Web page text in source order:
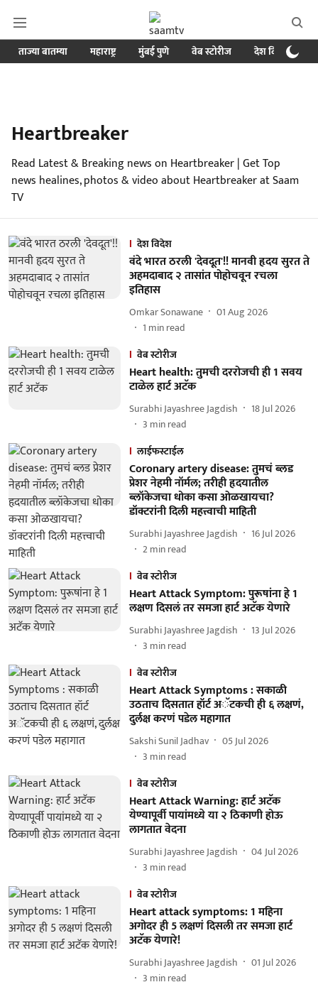
ताज्या बातम्या महाराष्ट्र मुंबई पुणे वेब स्टोरीज देश विदेश
Heartbreaker
Read Latest & Breaking news on Heartbreaker | Get Top
news healines, photos & video about Heartbreaker at Saam
TV
देश विदेश
वंदे भारत ठरली 'देवदूत'!! मानवी हृदय सुरत ते
अहमदाबाद २ तासांत पोहोचवून रचला
इतिहास
Omkar Sonawane
01 Aug 2026
1 min read
वेब स्टोरीज
Heart health: तुमची दररोजची ही 1 सवय
टाळेल हार्ट अटॅक
Surabhi Jayashree Jagdish
18 Jul 2026
3 min read
लाईफस्टाईल
Coronary artery disease: तुमचं ब्लड
प्रेशर नेहमी नॉर्मल; तरीही हृदयातील
ब्लॉकेजचा धोका कसा ओळखायचा?
डॉक्टरांनी दिली महत्त्वाची माहिती
Surabhi Jayashree Jagdish
16 Jul 2026
2min read
वेब स्टोरीज
Heart Attack Symptom: पुरूषांना हे 1
लक्षण दिसलं तर समजा हार्ट अटॅक येणारे
Surabhi Jayashree Jagdish
13 Jul 2026
3 min read
वेब स्टोरीज
Heart Attack Symptoms : सकाळी
उठताच दिसतात हॉर्ट अॅटकची ही ६ लक्षणं,
दुर्लक्ष करणं पडेल महागात
Sakshi Sunil Jadhav
05 Jul 2026
3 min read
वेब स्टोरीज
Heart Attack Warning: हार्ट अटॅक
येण्यापूर्वी पायांमध्ये या २ ठिकाणी होऊ
लागतात वेदना
Surabhi Jayashree Jagdish
04 Jul 2026
3 min read
वेब स्टोरीज
Heart attack symptoms: 1 महिना
अगोदर ही 5 लक्षणं दिसली तर समजा हार्ट
अटॅक येणारे!
Surabhi Jayashree Jagdish
01 Jul 2026
3 min read